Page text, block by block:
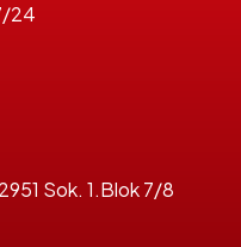
24
Sok. 1.Blok 7/8